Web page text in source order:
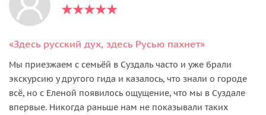
«Здесь русский дух, здесь Русью пахнет»
Мы приезжаем с семьёй в Суздаль часто и уже брали
экскурсию у другого гида и казалось, что знали о городе
всё, но с Еленой появилось ощущение, что мы в Суздале
впервые. Никогда раньше нам не показывали таких